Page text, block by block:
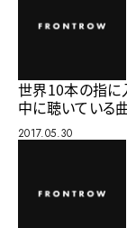
世界10本の指に
中に聴いている
2017.05.30